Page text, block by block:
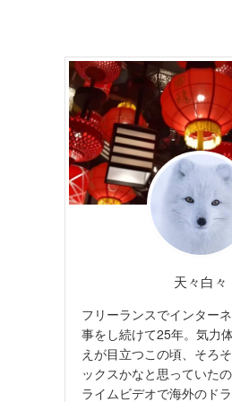
天々白々
フリーランスでインター
事をし続けて25年。気力
えが目立つこの頃、そろ
ックスかなと思っていた
ライムビデオで海外のド